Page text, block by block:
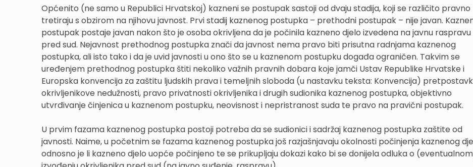
Općenito (ne samo u Republici Hrvatskoj) kazneni se postupak sastoji od dvaju stadija, koji se različito pravno
tretiraju s obzirom na njihovu javnost. Prvi stadij kaznenog postupka – prethodni postupak – nije javan.
postupak postaje javan nakon što je osoba okrivljena da je počinila kazneno djelo izvedena na javnu raspravu
pred sud. Nejavnost prethodnog postupka znači da javnost nema pravo biti prisutna radnjama kaznenog
postupka, ali isto tako i da je uvid javnosti u ono što se u kaznenom postupku događa ograničen. Takvim se
uređenjem prethodnog postupka štiti nekoliko važnih pravnih dobara koje jamči Ustav Republike Hrvatske i
Europska konvencija za zaštitu ljudskih prava i temeljnih sloboda (u nastavku teksta: Konvencija)
okrivljenikove nedužnosti, pravo privatnosti okrivljenika i drugih sudionika kaznenog postupka, objektivno
utvrđivanje činjenica u kaznenom postupku, neovisnost i nepristranost suda te pravo na pravični postupak.
U prvim fazama kaznenog postupka postoji potreba da se sudionici i sadržaj kaznenog postupka zaštite od
javnosti. Naime, u početnim se fazama kaznenog postupka još razjašnjavaju okolnosti počinjenja kaznenog
odnosno je li kazneno djelo uopće počinjeno te se prikupljaju dokazi kako bi se donijela odluka o